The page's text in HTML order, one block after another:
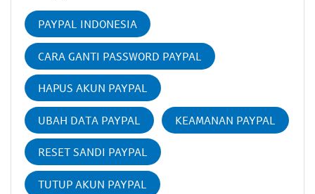
PAYPAL INDONESIA
CARA GANTI PASSWORD PAYPAL
HAPUS AKUN PAYPAL
UBAH DATA PAYPAL KEAMANAN PAYPAL
RESET SANDI PAYPAL
TUTUP AKUN PAYPAL